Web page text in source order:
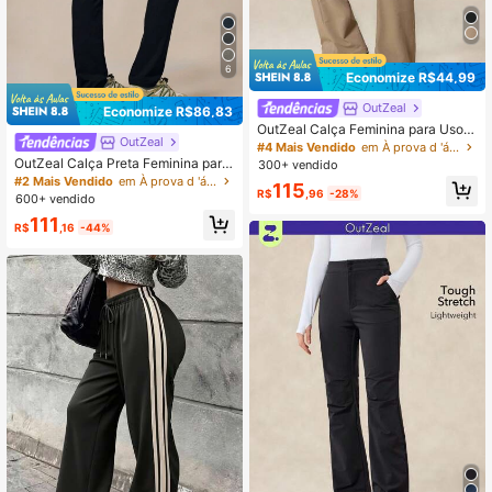
6
Economize R$86,83
OutZeal
OutZeal Calça Preta Feminina para
Atividades ao Ar Livre, Camping e T
rilha, Elástica, Slim Fit, com Bolsos,
#2 Mais Vendido
em À prova d 'água Calças femininas para atividade
600+ vendido
R$111 ,16 -44%
Economize R$44,99
OutZeal
OutZeal Calça Feminina para Uso E
xterno, Cor Sólida, Camping, Camin
hada, Elástica, Ajuste Slim, Perna Fl
#4 Mais Vendido
em À prova d 'água Calças femininas para atividade
300+ vendido
R$115 ,96 -28%